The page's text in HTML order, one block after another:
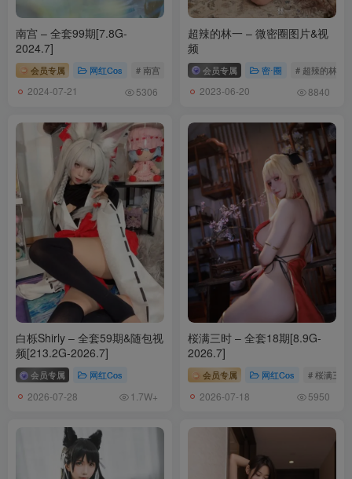
南宫 – 全套99期[7.8G-
2024.7]
会员专属 网红Cos # 南宫
2024-07-21 5306
超辣的林一 – 微密圈图片&视
频
会员专属 密⋅圈 # 超辣的林一
2023-06-20 8840
白栎Shirly – 全套59期&随包视
频[213.2G-2026.7]
会员专属 网红Cos
2026-07-28 1.7W+
桜满三时 – 全套18期[8.9G-
2026.7]
会员专属 网红Cos # 桜满三时
2026-07-18 5950